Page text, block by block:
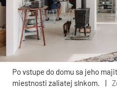
Po vstupe do domu sa jeho
miestnosti zaliatej slnkom.
|